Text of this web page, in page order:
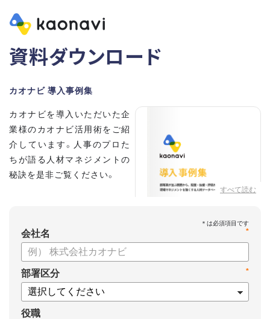
資料ダウンロード
カオナビ 導入事例集
すべて読む
カオナビを導入いただいた企
業様のカオナビ活用術をご紹
介しています。人事のプロた
ちが語る人材マネジメントの
秘訣を是非ご覧ください。
*
会社名
*
部署区分
役職